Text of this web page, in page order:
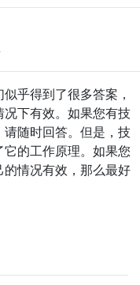
似乎得到了很多答案，
下有效。如果您有技
随时回答。但是，技
的工作原理。如果您
的情况有效，那么最好